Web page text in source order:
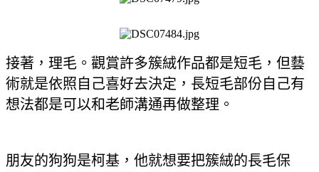
接著，理毛。觀賞許多簇絨作品都是短毛，但藝
術就是依照自己喜好去決定，長短毛部份自己有
想法都是可以和老師溝通再做整理。
朋友的狗狗是柯基，他就想要把簇絨的長毛保